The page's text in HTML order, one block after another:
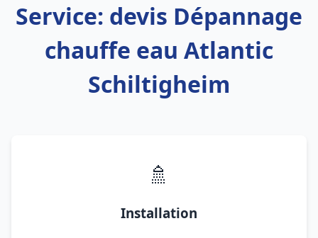
Service: devis Dépannage
chauffe eau Atlantic
Schiltigheim
🚿
Installation